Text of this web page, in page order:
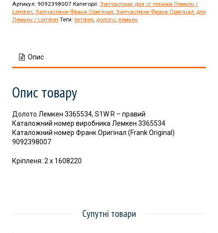
Артикул: 9092398007 Категорії: Запчастини для сг техніки Лемкен /
Lemken, Запчастини Франк Оригінал, Запчастини Франк Оригінал для
Лемкен / Lemken Теґи: lemken, долото, лемкен
Опис
Опис товару
Долото Лемкен 3365534, S1W R – правий
Каталожний номер виробника Лемкен 3365534
Каталожний номер Франк Оригінал (Frank Original)
9092398007
Кріпленя: 2 x 1608220
Супутні товари